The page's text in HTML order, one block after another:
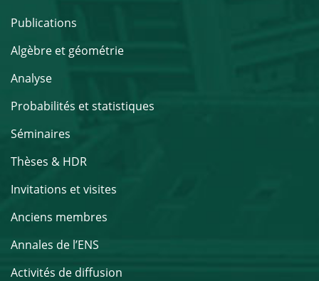
Publications
Algèbre et géométrie
Analyse
Probabilités et statistiques
Séminaires
Thèses & HDR
Invitations et visites
Anciens membres
Annales de l’ENS
Activités de diffusion